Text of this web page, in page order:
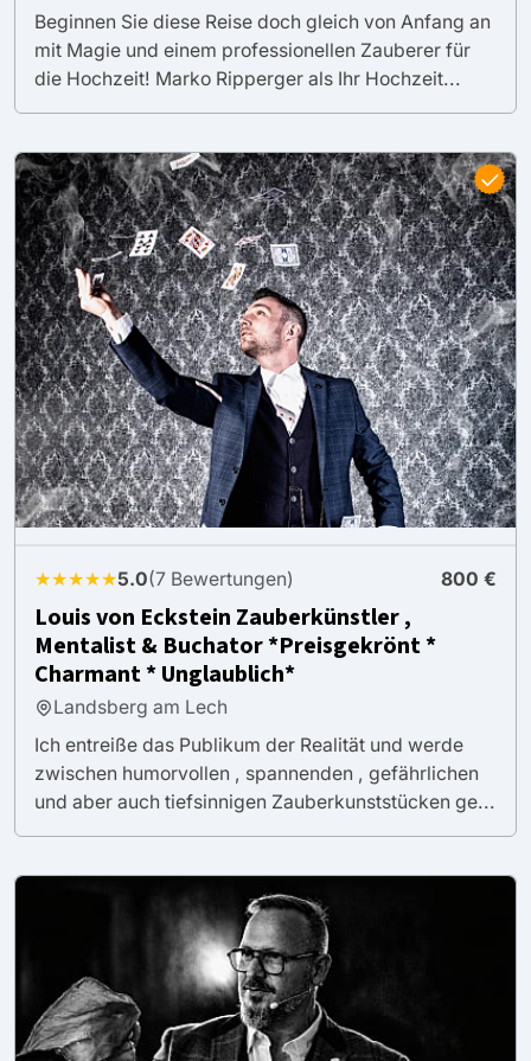
Beginnen Sie diese Reise doch gleich von Anfang an
mit Magie und einem professionellen Zauberer für
die Hochzeit! Marko Ripperger als Ihr Hochzeit...
★★★★★5.0(7 Bewertungen) 800 €
Louis von Eckstein Zauberkünstler ,
Mentalist & Buchator *Preisgekrönt *
Charmant * Unglaublich*
Landsberg am Lech
Ich entreiße das Publikum der Realität und werde
zwischen humorvollen , spannenden , gefährlichen
und aber auch tiefsinnigen Zauberkunststücken ge...